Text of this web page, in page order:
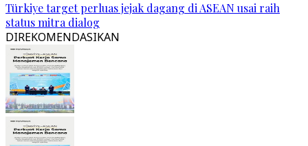
Türkiye target perluas jejak dagang di ASEAN usai raih
status mitra dialog
DIREKOMENDASIKAN